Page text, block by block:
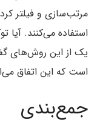
مرتب‌سازی و فیلتر
استفاده می‌کنند. آیا
یک از این روش‌های
است که این اتفاق
جمع‌بندی